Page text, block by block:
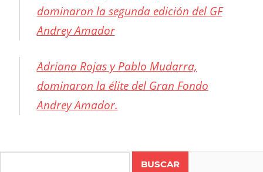
dominaron la segunda edición del GF
Andrey Amador
Adriana Rojas y Pablo Mudarra,
dominaron la élite del Gran Fondo
Andrey Amador.